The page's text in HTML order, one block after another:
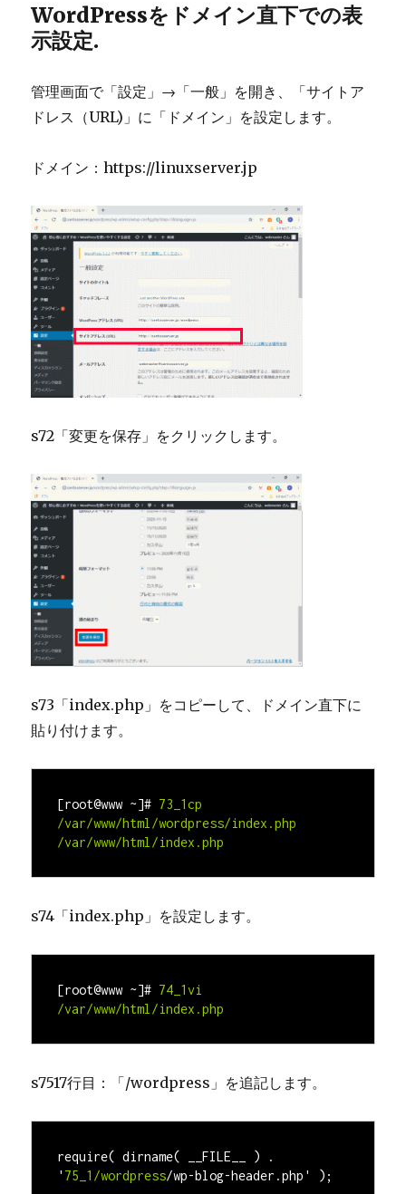
WordPressをドメイン直下での表
示設定.
管理画面で「設定」→「一般」を開き、「サイトア
ドレス（URL)」に「ドメイン」を設定します。
ドメイン：https://linuxserver.jp
s72「変更を保存」をクリックします。
s73「index.php」をコピーして、ドメイン直下に
貼り付けます。
[root@www ~]#
/var/www/html
/var/www/html /index.php
s74「index.php」を設定します。
[root@www ~]#
/var/www/html /index.php
s7517行目：「/wordpress」を追記します。
require( dirname( __FILE__ ) .
' 75_1/wordpress/wp-blog-header.php' );